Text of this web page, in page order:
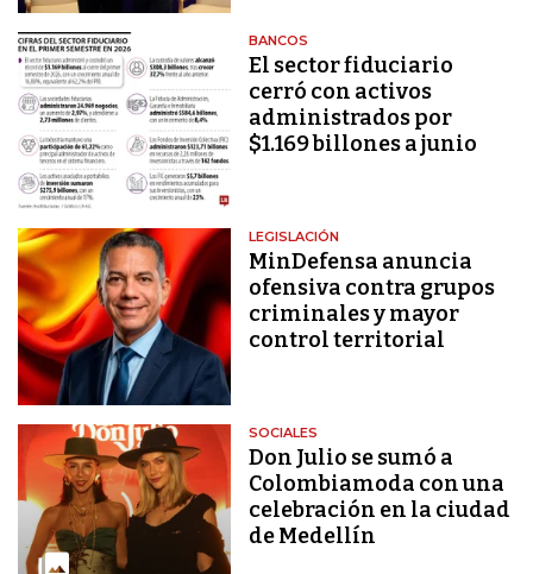
BANCOS
El sector fiduciario
cerró con activos
administrados por
$1.169 billones a junio
LEGISLACIÓN
MinDefensa anuncia
ofensiva contra grupos
criminales y mayor
control territorial
SOCIALES
Don Julio se sumó a
Colombiamoda con una
celebración en la ciudad
de Medellín